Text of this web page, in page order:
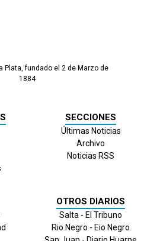
Plata, fundado el 2 de Marzo de
1884
SECCIONES
Últimas Noticias
Archivo
Noticias RSS
OTROS DIARIOS
Salta - El Tribuno
Rio Negro - Eio Negro